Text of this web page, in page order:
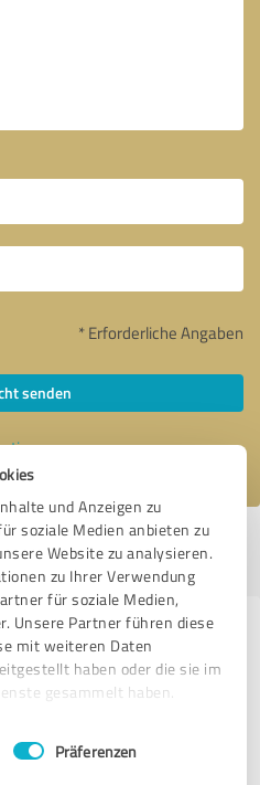
und Anzeigen zu
soziale Medien anbieten zu
Website zu analysieren.
zu Ihrer Verwendung
für soziale Medien,
Unsere Partner führen diese
mit weiteren Daten
haben oder die sie im
gesammelt haben.
Präferenzen
* Erforderliche Angaben
senden
zu.
Aktualisierung: 03.09.2025
zu weiteren
dem Bereich